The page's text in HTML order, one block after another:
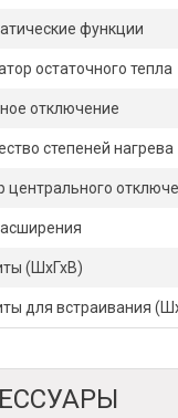
функции
остаточного тепла
отключение
степеней нагрева
центрального
(ШхГхВ)
для встраивания